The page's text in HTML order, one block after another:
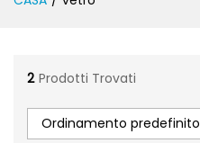
2 Prodotti Trovati
Ordinamento predefinito